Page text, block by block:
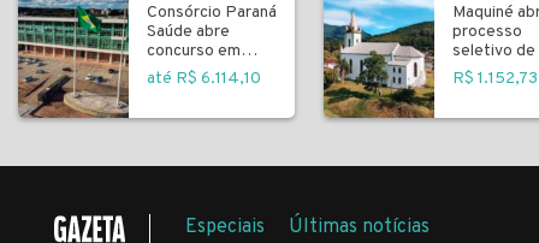
Consórcio Paraná
Saúde abre
concurso em
Curitiba
até R$ 6.114,10
Maquiné
processo
seletivo de
R$ 1.152,73
Especiais
Últimas notícias